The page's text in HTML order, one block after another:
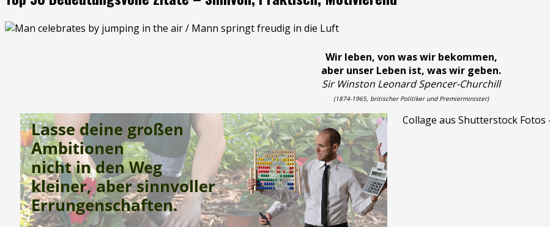
Wir leben, von was wir bekommen,
aber unser Leben ist, was wir geben.
Sir Winston Leonard Spencer-Churchill
(1874-1965, britischer Politiker und Premierminister)
Collage aus Shutterstock